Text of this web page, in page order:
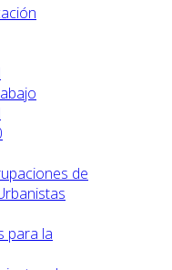
de
para la